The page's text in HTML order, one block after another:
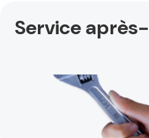
Service